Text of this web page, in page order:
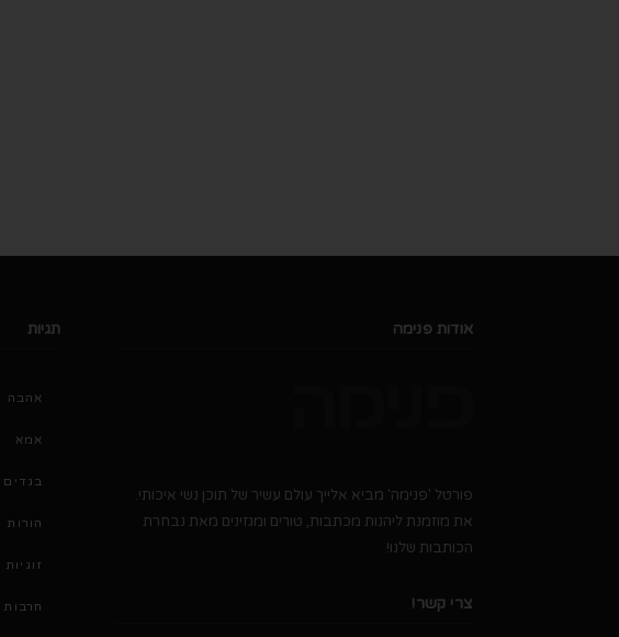
אודות פנימה
פורטל 'פנימה' מביא אלייך עולם עשיר של תוכן נשי איכותי.
את מוזמנת ליהנות מכתבות, טורים ומגזינים מאת נבחרת
הכותבות שלנו!
צרי קשר!
תגיות
אהבה
אמא
בגדים
הורות
זוגיות
חרבות